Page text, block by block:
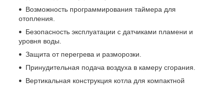
Возможность программирования таймера для
отопления.
Безопасность эксплуатации с датчиками пламени и
уровня воды.
Защита от перегрева и разморозки.
Принудительная подача воздуха в камеру сгорания.
Вертикальная конструкция котла для компактной